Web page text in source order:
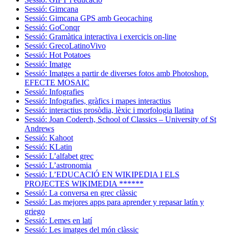
Sessió: Gimcana
Sessió: Gimcana GPS amb Geocaching
Sessió: GoConqr
Sessió: Gramàtica interactiva i exercicis on-line
Sessió: GrecoLatinoVivo
Sessió: Hot Potatoes
Sessió: Imatge
Sessió: Imatges a partir de diverses fotos amb Photoshop.
EFECTE MOSAIC
Sessió: Infografies
Sessió: Infografies, gràfics i mapes interactius
Sessió: interactius prosòdia, lèxic i morfologia llatina
Sessió: Joan Coderch, School of Classics – University of St
Andrews
Sessió: Kahoot
Sessió: KLatin
Sessió: L’alfabet grec
Sessió: L’astronomia
Sessió: L’EDUCACIÓ EN WIKIPEDIA I ELS
PROJECTES WIKIMEDIA ******
Sessió: La conversa en grec clàssic
Sessió: Las mejores apps para aprender y repasar latín y
griego
Sessió: Lemes en latí
Sessió: Les imatges del món clàssic